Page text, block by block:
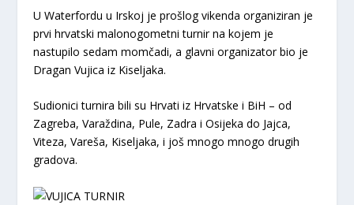
U Waterfordu u Irskoj je prošlog vikenda organiziran je
prvi hrvatski malonogometni turnir na kojem je
nastupilo sedam momčadi, a glavni organizator bio je
Dragan Vujica iz Kiseljaka.
Sudionici turnira bili su Hrvati iz Hrvatske i BiH – od
Zagreba, Varaždina, Pule, Zadra i Osijeka do Jajca,
Viteza, Vareša, Kiseljaka, i još mnogo mnogo drugih
gradova.